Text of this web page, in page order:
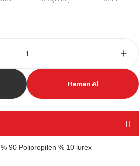
Hemen Al
% 90 Polipropilen % 10 lurex